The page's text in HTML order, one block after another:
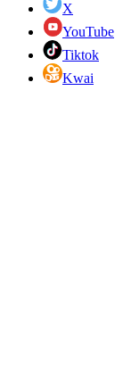
X
YouTube
Tiktok
Kwai